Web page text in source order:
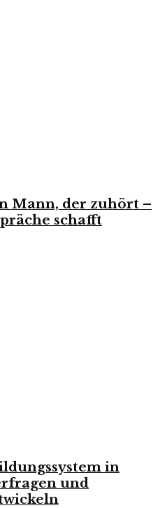
Mann, der zuhört –
schafft
in
und